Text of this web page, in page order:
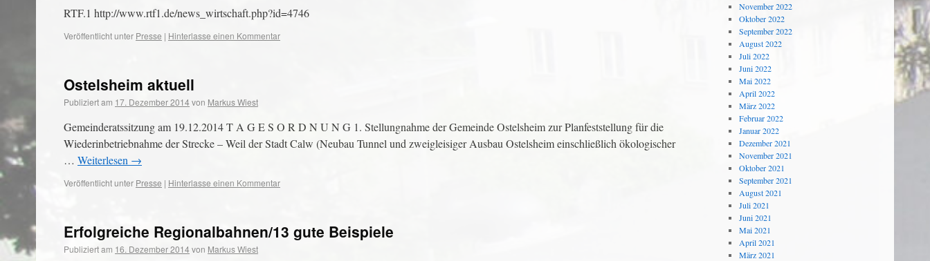
RTF.1 http://www.rtf1.de/news_wirtschaft.php?id=4746
Veröffentlicht unter Presse | Hinterlasse einen Kommentar
Ostelsheim aktuell
Publiziert am 17. Dezember 2014von Markus Wiest
Gemeinderatssitzung am 19.12.2014 T A G E S O R D N U N G 1. Stellungnahme der Gemeinde Ostelsheim zur Planfeststellung für die
Wiederinbetriebnahme der Strecke – Weil der Stadt Calw (Neubau Tunnel und zweigleisiger Ausbau Ostelsheim einschließlich ökologischer
… Weiterlesen →
Veröffentlicht unter Presse | Hinterlasse einen Kommentar
Erfolgreiche Regionalbahnen/13 gute Beispiele
Publiziert am 16. Dezember 2014von Markus Wiest
November 2022
Oktober 2022
September 2022
August 2022
Juli 2022
Juni 2022
Mai 2022
April 2022
März 2022
Februar 2022
Januar 2022
Dezember 2021
November 2021
Oktober 2021
September 2021
August 2021
Juli 2021
Juni 2021
Mai 2021
April 2021
März 2021